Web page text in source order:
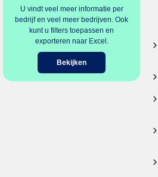
U vindt veel meer informatie per
bedrijf en veel meer bedrijven. Ook
kunt u filters toepassen en
exporteren naar Excel.
Bekijken